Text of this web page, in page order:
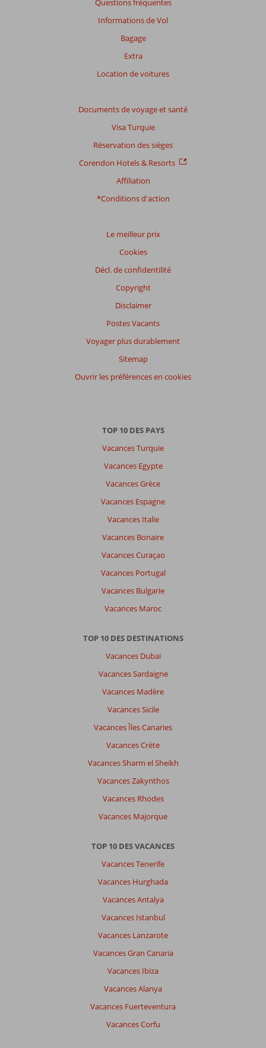
Questions fréquentes
Informations de Vol
Bagage
Extra
Location de voitures
Documents de voyage et santé
Visa Turquie
Réservation des sièges
Corendon Hotels & Resorts
Affiliation
*Conditions d'action
Le meilleur prix
Cookies
Décl. de confidentilité
Copyright
Disclaimer
Postes Vacants
Voyager plus durablement
Sitemap
Ouvrir les préférences en cookies
TOP 10 DES PAYS
Vacances Turquie
Vacances Egypte
Vacances Grèce
Vacances Espagne
Vacances Italie
Vacances Bonaire
Vacances Curaçao
Vacances Portugal
Vacances Bulgarie
Vacances Maroc
TOP 10 DES DESTINATIONS
Vacances Dubaï
Vacances Sardaigne
Vacances Madère
Vacances Sicile
Vacances Îles Canaries
Vacances Crète
Vacances Sharm el Sheikh
Vacances Zakynthos
Vacances Rhodes
Vacances Majorque
TOP 10 DES VACANCES
Vacances Tenerife
Vacances Hurghada
Vacances Antalya
Vacances Istanbul
Vacances Lanzarote
Vacances Gran Canaria
Vacances Ibiza
Vacances Alanya
Vacances Fuerteventura
Vacances Corfu